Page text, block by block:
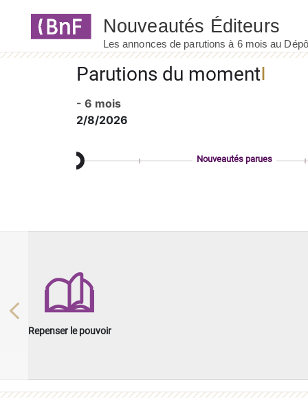
Parutions du moment
- 6 mois
2/8/2026
Nouveautés parues
Repenser le pouvoir
Previous